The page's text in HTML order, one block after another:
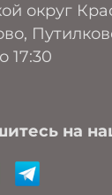
округ
17:30
на